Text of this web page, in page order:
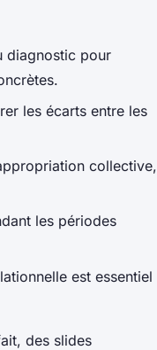
diagnostic pour
les écarts entre les
collective,
les périodes
est essentiel
des slides